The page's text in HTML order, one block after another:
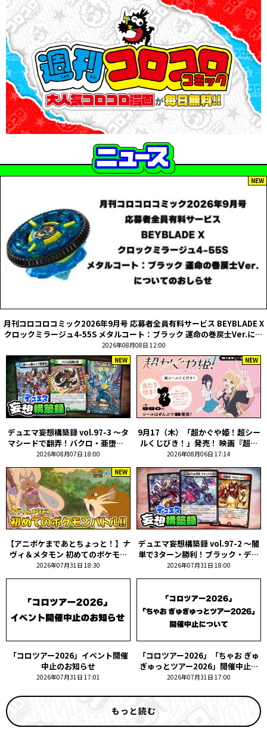
NEW
月刊コロコロコミック2026年9月号 応募者全員有料サービス BEYBLADE X
クロックミラージュ4-55S メタルコート：ブラック 運命の巻戻士Ver.につ
いてのおしらせ
2026年08月08日 12:00
NEW
デュエマ妄想構築録 vol.97-3 ～タ
マシードで翻弄！バクロ・亜堕無!!
～
2026年08月07日 18:00
NEW
9月17（木）「超かぐや姫！超シー
ルくじびき！」発売！ 映画『超か
ぐや姫！』 特別フォーマット＆通
掲出中！
2026年08月06日 17:14
NEW
【アニポケまであとちょっと！】ナ
ヴィ＆メタモン 初めてのポケモン
バトル!!
2026年07月31日 18:30
デュエマ妄想構築録 vol.97-2 ～闇
単で3ターン勝利！ブラック・デッ
ドゾーン!!～
2026年07月31日 18:00
「コロツアー2026」イベント開催
中止のお知らせ
2026年07月31日 17:01
「コロツアー2026」「ちゃお ぎゅ
ぎゅっとツアー2026」開催中止に
ついて
2026年07月31日 17:00
もっと読む